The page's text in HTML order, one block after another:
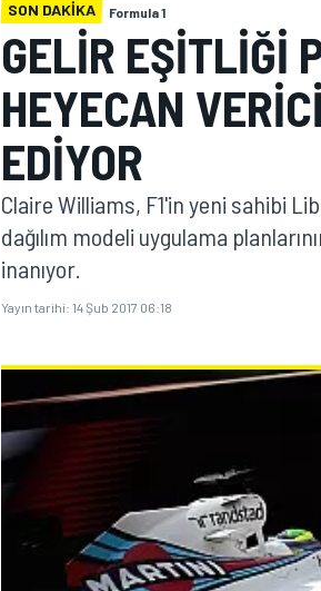
MOTOGP
WORLD SUPERBIKE
SON DAKIKA Formula 1
GELIR EŞITLIĞI
HEYECAN
EDIYOR
Claire Williams, F1'in yeni sahibi
dağılım modeli uygulama
inanıyor.
Yayın tarihi: 14 Şub 2017 06:18